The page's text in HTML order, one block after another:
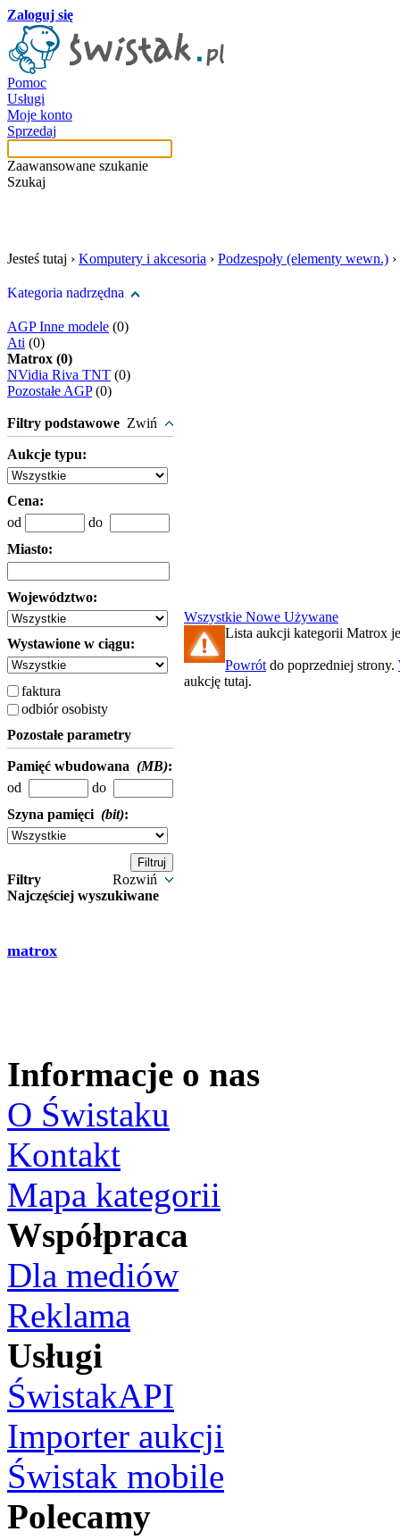
Zaloguj się
Pomoc
Usługi
Moje konto
Sprzedaj
Zaawansowane szukanie
Szukaj
Jesteś tutaj › Komputery i akcesoria › Podzespoły (elementy wewn.) ›
Kategoria nadrzędna
AGP Inne modele (0)
Ati (0)
Matrox (0)
NVidia Riva TNT (0)
Pozostałe AGP(0)
Filtry podstawowe Zwiń
Aukcje typu:
Cena:
od
do
Miasto:
Województwo:
Wystawione w ciągu:
faktura
odbiór osobisty
Pozostałe parametry
Pamięć wbudowana (MB):
od
do
Szyna pamięci (bit):
Filtry
Rozwiń
Najczęściej wyszukiwane
matrox
Wszystkie Nowe Używane
Lista aukcji kategorii Matrox
Powrót do poprzedniej strony.
aukcję tutaj.
Informacje o nas
O Świstaku
Kontakt
Mapa kategorii
Współpraca
Dla mediów
Reklama
Usługi
ŚwistakAPI
Importer aukcji
Świstak mobile
Polecamy